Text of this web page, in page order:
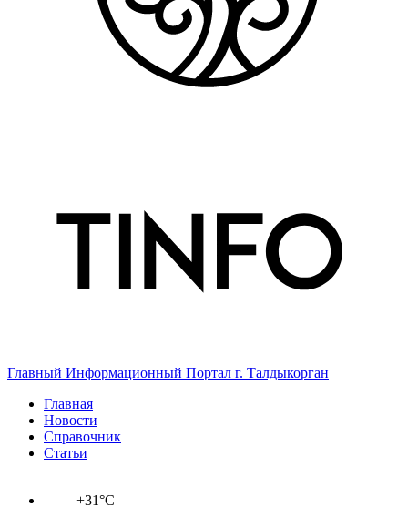
Главный Информационный Портал г. Талдыкорган
Главная
Новости
Справочник
Статьи
+31°C